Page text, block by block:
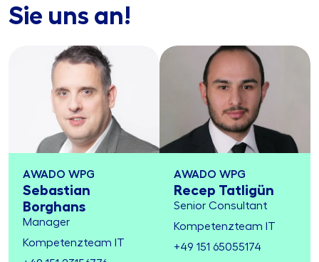
Sie uns an!
AWADO WPG
Sebastian
Borghans
Manager
Kompetenzteam IT
AWADO WPG
Recep Tatligün
Senior Consultant
Kompetenzteam IT
+49 151 65055174